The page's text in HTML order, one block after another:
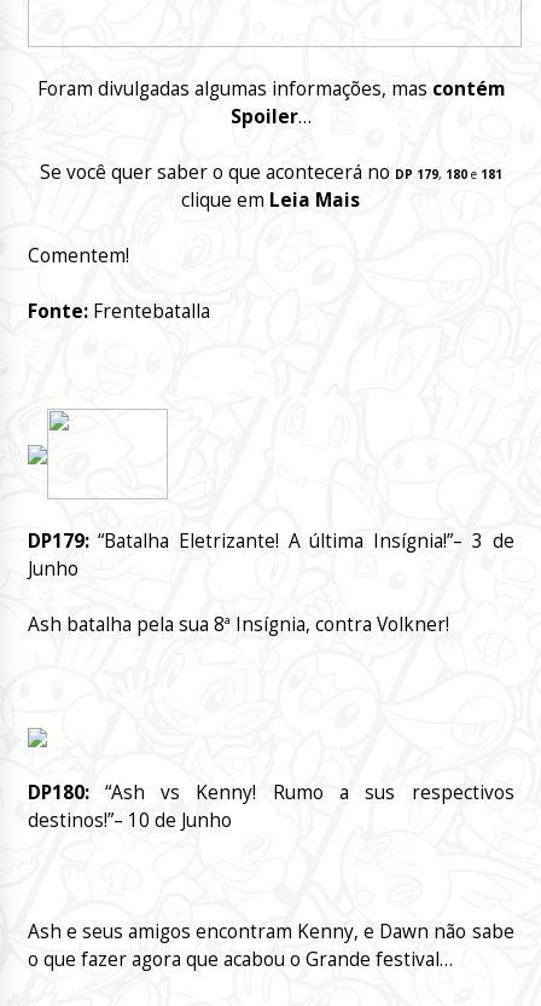
Foram divulgadas algumas informações, mas contém
Spoiler…
Se você quer saber o que acontecerá no DP 179, 180e 181
clique em Leia Mais
Comentem!
Fonte:Frentebatalla
DP179:“Batalha Eletrizante! A última Insígnia!”– 3 de
Junho
Ash batalha pela sua 8ª Insígnia, contra Volkner!
DP180:“Ash vs Kenny! Rumo a sus respectivos
destinos!”– 10 de Junho
Ash e seus amigos encontram Kenny, e Dawn não sabe
o que fazer agora que acabou o Grande festival…